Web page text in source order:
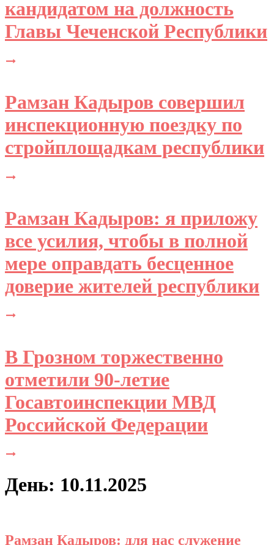
кандидатом на должность
Главы Чеченской Республики
Рамзан Кадыров совершил
инспекционную поездку по
стройплощадкам республики
Рамзан Кадыров: я приложу
все усилия, чтобы в полной
мере оправдать бесценное
доверие жителей республики
В Грозном торжественно
отметили 90-летие
Госавтоинспекции МВД
Российской Федерации
День: 10.11.2025
Рамзан Кадыров: для нас служение